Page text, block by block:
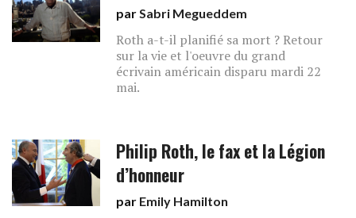
parSabri Megueddem
Roth a-t-il planifié sa mort ? Retour
sur la vie et l'oeuvre du grand
écrivain américain disparu mardi 22
mai.
Philip Roth, le fax et la Légion
d’honneur
par Emily Hamilton